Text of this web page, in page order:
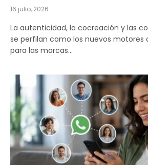
16 julio, 2026
La autenticidad, la cocreación y las
se perfilan como los nuevos motores
para las marcas…